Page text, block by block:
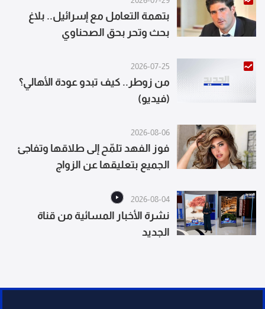
بتهمة التعامل مع إسرائيل.. بلاغ
بحث وتحر بحق الصحناوي
2026-07-25
من زوطر.. كيف تبدو عودة الأهالي؟
(فيديو)
2026-08-06
فوز الفهد تلمّح إلى طلاقها وتفاجئ
الجميع بتعليقها عن الزواج
2026-08-04
نشرة الأخبار المسائية من قناة
الجديد